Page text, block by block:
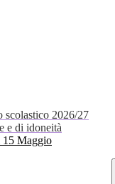
scolastico 2026/27
e di idoneità
15 Maggio